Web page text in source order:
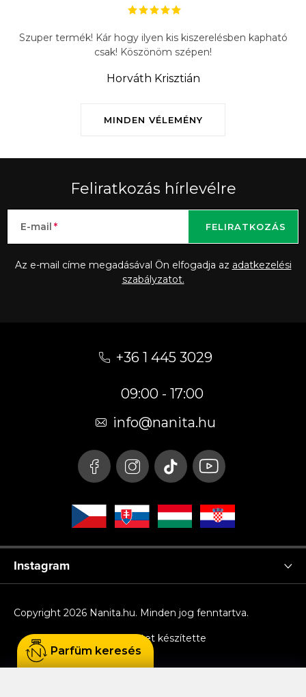
MINDEN VÉLEMÉNY
Szuper termék! Kár hogy ilyen kis kiszerelésben kapható
csak! Köszönöm szépen!
Horváth Krisztián
Feliratkozás hírlevélre
E-mail
Az e-mail címe megadásával Ön elfogadja az adatkezelési
szabályzatot.
FELIRATKOZÁS
+36 1 445 3029
09:00 - 17:00
info@nanita.hu
Instagram
Shoptet készítette
Copyright 2026 Nanita.hu. Minden jog fenntartva.
Parfüm keresés